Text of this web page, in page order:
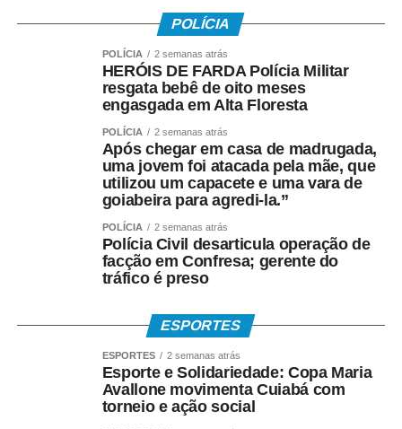
• A Caixa Econômica Federal realiza o pagamento
prioritariamente por:
• Crédito em conta corrente ou poupança da Caixa;
• Depósito em Poupança Social Digital, movimentada
pelo aplicativo Caixa Tem.
Quem não possui conta pode sacar:
• Com Cartão Social e senha em lotéricas, caixas
eletrônicos e correspondentes CAIXA Aqui;
• Sem cartão, por meio de biometria cadastrada.
Para servidores públicos
POLÍCIA
POLÍCIA 2 semanas atrás
HERÓIS DE FARDA Polícia Militar
resgata bebê de oito meses
engasgada em Alta Floresta
POLÍCIA 2 semanas atrás
Após chegar em casa de madrugada,
uma jovem foi atacada pela mãe, que
utilizou um capacete e uma vara de
goiabeira para agredi-la.”
POLÍCIA 2 semanas atrás
Polícia Civil desarticula operação de
facção em Confresa; gerente do
tráfico é preso
ESPORTES
ESPORTES 2 semanas atrás
Esporte e Solidariedade: Copa Maria
Avallone movimenta Cuiabá com
torneio e ação social